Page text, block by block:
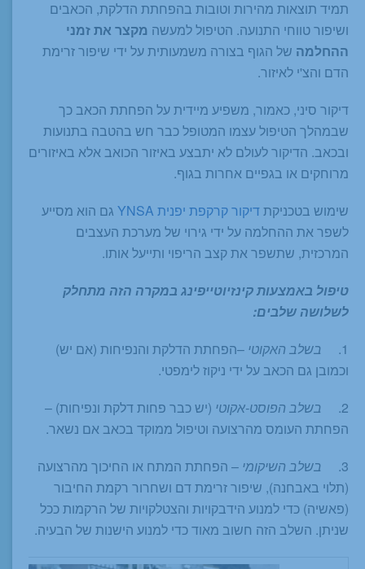
תמיד תוצאות מהירות וטובות בהפחתת הדלקת, הכאבים
ושיפור טווחי התנועה. הטיפול למעשה מקצר את זמני
ההחלמה של הגוף בצורה משמעותית על ידי שיפור זרימת
הדם והצ'י לאיזור.
דיקור סיני, כאמור, משפיע מיידית על הפחתת הכאב כך
שבמהלך הטיפול עצמו המטופל כבר חש בהטבה בתנועות
ובכאב. הדיקור לעולם לא יתבצע באיזור הכואב אלא באיזורים
מרוחקים או בגפיים אחרות בגוף.
שימוש בטכניקתדיקור קרקפת יפנית YNSA
גם הוא מסייע
לשפר את ההחלמה על ידי גירוי של מערכת העצבים
המרכזית, שתשפר את קצב הריפוי ותייעל אותו.
טיפול באמצעות קינזיוטייפינג במקרה הזה מתחלק
לשלושה שלבים:
1.
בשלב האקוטי –הפחתת הדלקת והנפיחות (אם יש)
וכמובן גם הכאב על ידי ניקוז לימפטי.
2.
בשלב הפוסט-אקוטי (יש כבר פחות דלקת ונפיחות) –
הפחתת העומס מהרצועה וטיפול ממוקד בכאב אם נשאר.
3.
בשלב השיקומי – הפחתת המתח או החיכוך מהרצועה
(תלוי באבחנה), שיפור זרימת דם ושחרור רקמת החיבור
(פאשיה) כדי למנוע הידבקויות והצטלקויות של הרקמות ככל
שניתן. השלב הזה חשוב מאוד כדי למנוע הישנות של הבעיה.